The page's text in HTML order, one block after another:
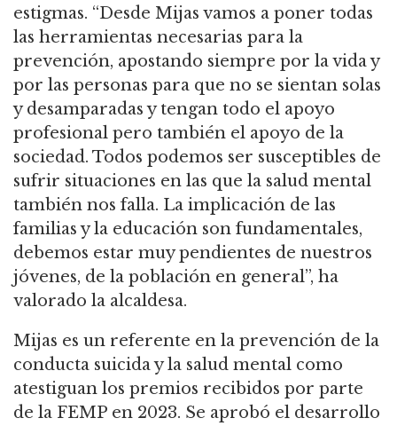
estigmas. “Desde Mijas vamos a poner todas
las herramientas necesarias para la
prevención, apostando siempre por la vida y
por las personas para que no se sientan solas
y desamparadas y tengan todo el apoyo
profesional pero también el apoyo de la
sociedad. Todos podemos ser susceptibles de
sufrir situaciones en las que la salud mental
también nos falla. La implicación de las
familias y la educación son fundamentales,
debemos estar muy pendientes de nuestros
jóvenes, de la población en general”, ha
valorado la alcaldesa.
Mijas es un referente en la prevención de la
conducta suicida y la salud mental como
atestiguan los premios recibidos por parte
de la FEMP en 2023. Se aprobó el desarrollo